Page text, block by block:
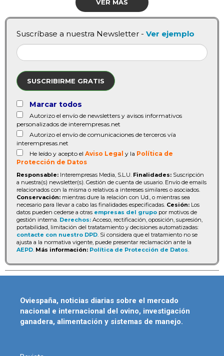
VER MÁS
Suscríbase a nuestra Newsletter - Ver ejemplo
SUSCRIBIRME GRATIS
Marcar todos
Autorizo el envío de newsletters y avisos informativos
personalizados de interempresas.net
Autorizo el envío de comunicaciones de terceros vía
interempresas.net
He leído y acepto el Aviso Legal y la Política de
Protección de Datos
Responsable: Interempresas Media, S.L.U. Finalidades: Suscripción
a nuestra(s) newsletter(s). Gestión de cuenta de usuario. Envío de emails
relacionados con la misma o relativos a intereses similares o asociados.
Conservación: mientras dure la relación con Ud., o mientras sea
necesario para llevar a cabo las finalidades especificadas. Cesión: Los
datos pueden cederse a otras empresas del grupo por motivos de
gestión interna. Derechos: Acceso, rectificación, oposición, supresión,
portabilidad, limitación del tratatamiento y decisiones automatizadas:
contacte con nuestro DPD . Si considera que el tratamiento no se
ajusta a la normativa vigente, puede presentar reclamación ante la
AEPD Más información: Política de Protección de Datos
Oviespaña, noticias diarias sobre el mercado
nacional e internacional del ovino, investigación
ganadera, alimentación y sistemas de manejo.